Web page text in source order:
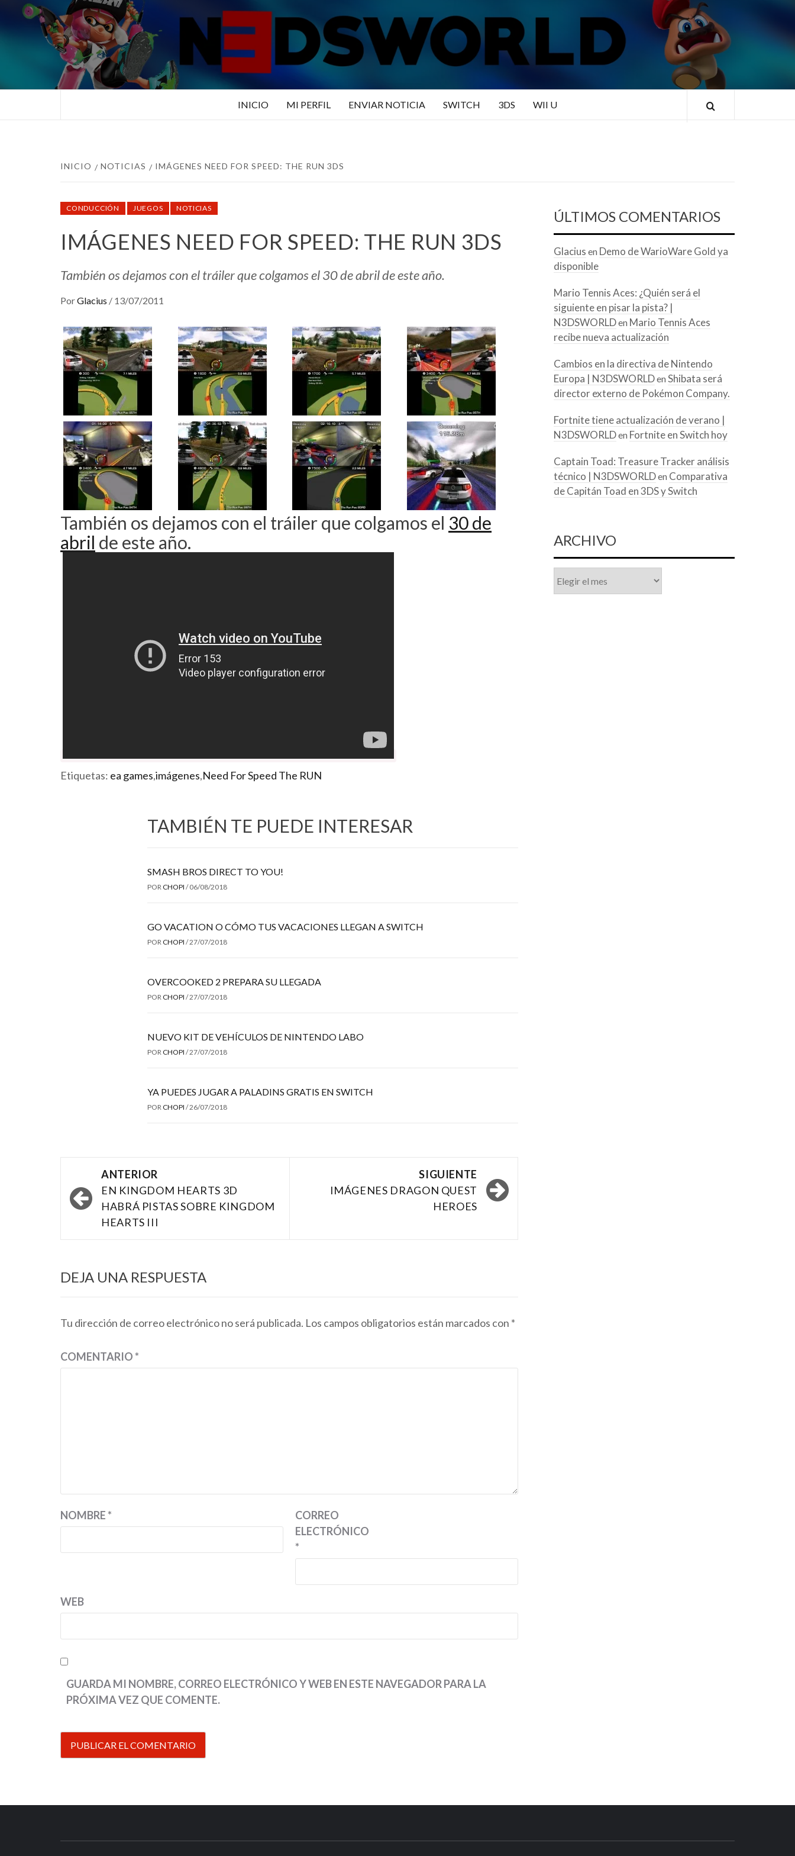
Saltar
N3DSWORLD
TUS ESPECIALISTAS EN NINTENDO
INICIO MI PERFIL ENVIAR NOTICIA SWITCH 3DS WII U
INICIO NOTICIAS IMÁGENES NEED FOR SPEED: THE RUN 3DS
CONDUCCIÓN JUEGOS NOTICIAS
IMÁGENES NEED FOR SPEED: THE RUN 3DS
También os dejamos con el tráiler que colgamos el 30 de abril de este año.
PorGlacius / 13/07/2011
También os dejamos con el tráiler que colgamos el 30 de
abril de este año.
Etiquetas: ea games,imágenes,Need For Speed The RUN
TAMBIÉN TE PUEDE INTERESAR
SMASH BROS DIRECT TO YOU!
POR CHOPI / 06/08/2018
GO VACATION O CÓMO TUS VACACIONES LLEGAN A SWITCH
POR CHOPI /27/07/2018
OVERCOOKED 2 PREPARA SU LLEGADA
POR CHOPI /27/07/2018
NUEVO KIT DE VEHÍCULOS DE NINTENDO LABO
POR CHOPI /27/07/2018
YA PUEDES JUGAR A PALADINS GRATIS EN SWITCH
POR CHOPI /26/07/2018
Navegación
por
las
entradas
ANTERIOR
EN KINGDOM HEARTS 3D
HABRÁ PISTAS SOBRE KINGDOM
HEARTS III
SIGUIENTE
IMÁGENES DRAGON QUEST
HEROES
DEJA UNA RESPUESTA
Tu dirección de correo electrónico no será publicada. Los campos obligatorios están marcados con *
COMENTARIO*
NOMBRE*
CORREO
ELECTRÓNICO
*
WEB
GUARDA MI NOMBRE, CORREO ELECTRÓNICO Y WEB EN ESTE NAVEGADOR PARA LA
PRÓXIMA VEZ QUE COMENTE.
ÚLTIMOS COMENTARIOS
Glacius en Demo de WarioWare Gold ya
disponible
Mario Tennis Aces: ¿Quién será el
siguiente en pisar la pista? |
N3DSWORLDen Mario Tennis Aces
recibe nueva actualización
Cambios en la directiva de Nintendo
Europa | N3DSWORLDen Shibata será
director externo de Pokémon Company.
Fortnite tiene actualización de verano |
N3DSWORLDen Fortnite en Switch hoy
Captain Toad: Treasure Tracker análisis
técnico | N3DSWORLDen Comparativa
de Capitán Toad en 3DS y Switch
ARCHIVO